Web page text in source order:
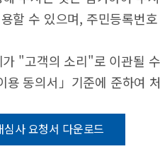
할 수 있으며, 주민등록번호
"고객의 소리"로 이관될
용 동의서」기준에 준하여
심사 요청서 다운로드